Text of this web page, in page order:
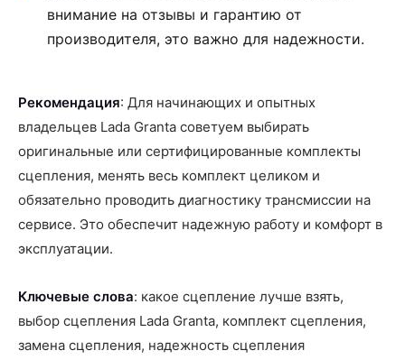
внимание на отзывы и гарантию от
производителя, это важно для надежности.
Рекомендация: Для начинающих и опытных
владельцев Lada Granta советуем выбирать
оригинальные или сертифицированные комплекты
сцепления, менять весь комплект целиком и
обязательно проводить диагностику трансмиссии на
сервисе. Это обеспечит надежную работу и комфорт в
эксплуатации.
Ключевые слова: какое сцепление лучше взять,
выбор сцепления Lada Granta, комплект сцепления,
замена сцепления, надежность сцепления